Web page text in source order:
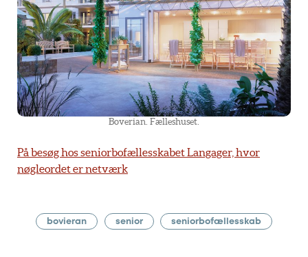
Boverian. Fælleshuset.
På besøg hos seniorbofællesskabet Langager, hvor
nøgleordet er netværk
bovieran senior seniorbofællesskab